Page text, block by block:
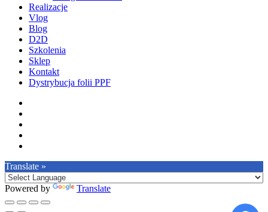
Realizacje
Vlog
Blog
D2D
Szkolenia
Sklep
Kontakt
Dystrybucja folii PPF
Translate »
Powered by Translate